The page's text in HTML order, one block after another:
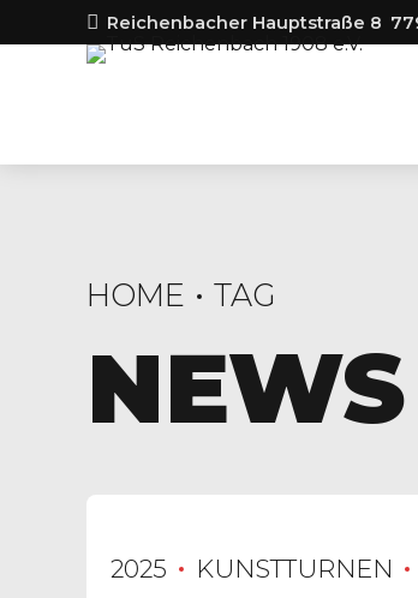
Reichenbacher Hauptstraße 8
HOME TAG
NEWS
2025 KUNSTTURNEN